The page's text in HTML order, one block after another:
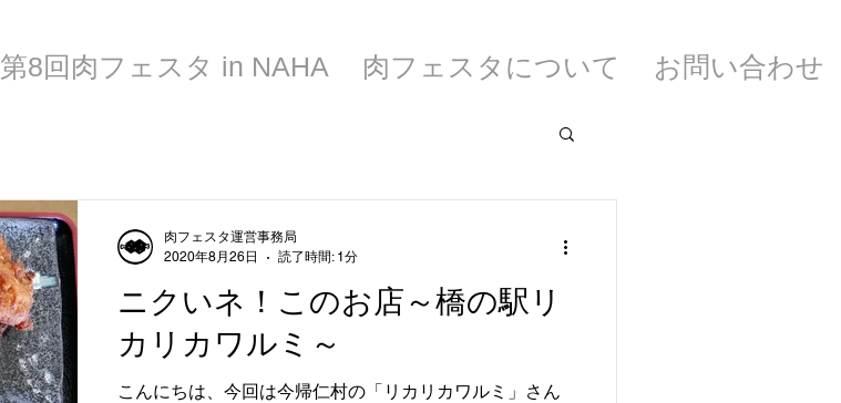
第8回肉フェスタ in NAHA 肉フェスタについて お問い合わせ
ニクいネ！このお店～橋の駅リ
カリカワルミ～
こんにちは、今回は今帰仁村の「リカリカワルミ」さん
肉フェスタ運営事務局
2020年8月26日
読了時間: 1分